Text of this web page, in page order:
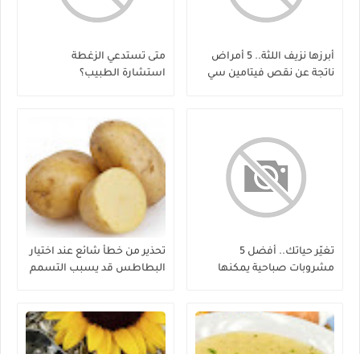
أبرزها نزيف اللثة.. 5 أمراض
ناتجة عن نقص فيتامين سي
متى تستدعي الزغطة
استشارة الطبيب؟
تغيّر حياتك.. أفضل 5
مشروبات صباحية يمكنها
تحذير من خطأ شائع عند اختيار
البطاطس قد يسبب التسمم